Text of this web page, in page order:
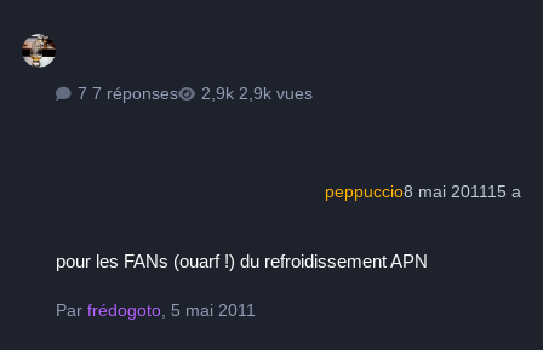
7 réponses 2,9k vues
peppuccio8 mai 201115 a
pour les FANs (ouarf !) du refroidissement APN
Parfrédogoto 5 mai 2011